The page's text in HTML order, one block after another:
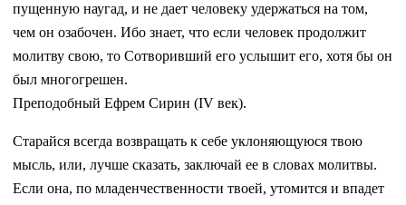
пущенную наугад, и не дает человеку удержаться на том,
чем он озабочен. Ибо знает, что если человек продолжит
молитву свою, то Сотворивший его услышит его, хотя бы он
был многогрешен.
Преподобный Ефрем Сирин (IV век).
Старайся всегда возвращать к себе уклоняющуюся твою
мысль, или, лучше сказать, заключай ее в словах молитвы.
Если она, по младенчественности твоей, утомится и впадет